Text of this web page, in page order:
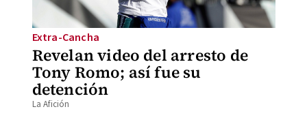
Revelan video del arresto de
Tony Romo; así fue su
detención
Extra-Cancha
La Afición